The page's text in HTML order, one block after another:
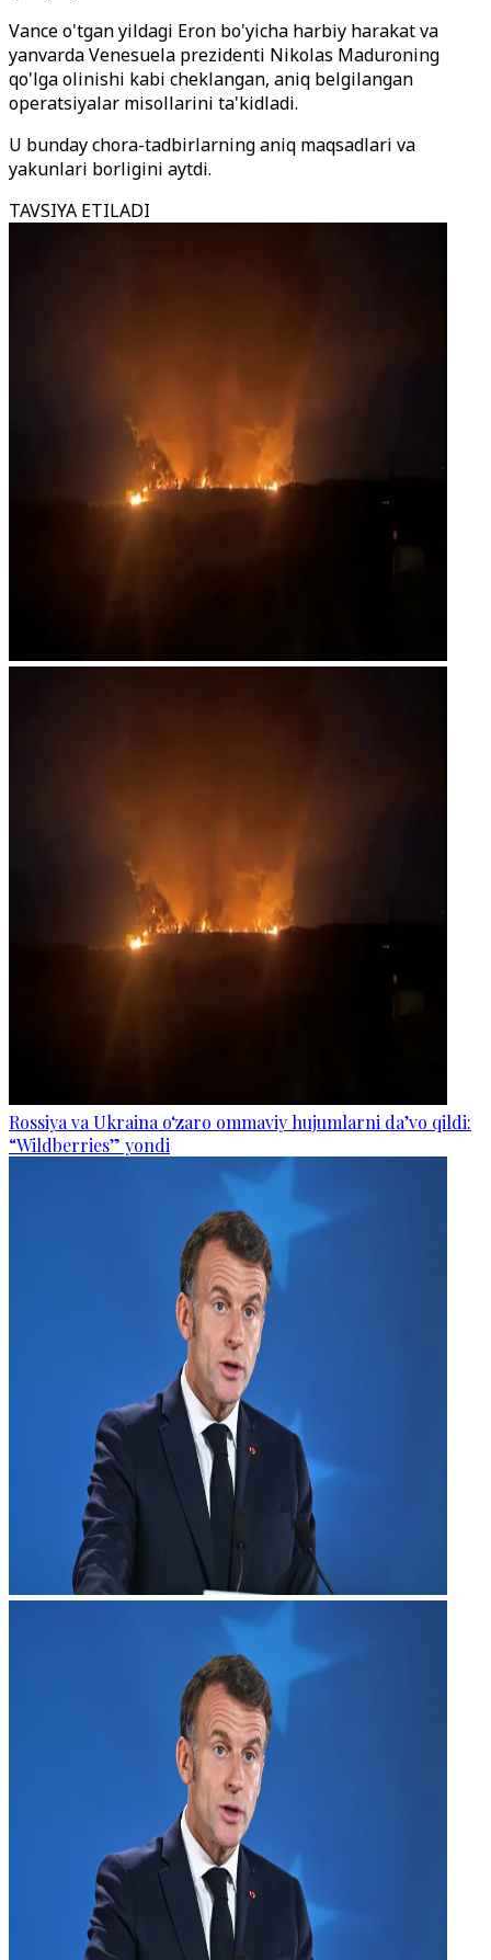
Vance o'tgan yildagi Eron bo'yicha harbiy harakat va
yanvarda Venesuela prezidenti Nikolas Maduroning
qo'lga olinishi kabi cheklangan, aniq belgilangan
operatsiyalar misollarini ta'kidladi.
U bunday chora-tadbirlarning aniq maqsadlari va
yakunlari borligini aytdi.
TAVSIYA ETILADI
Rossiya va Ukraina o‘zaro ommaviy hujumlarni da’vo qildi:
“Wildberries” yondi